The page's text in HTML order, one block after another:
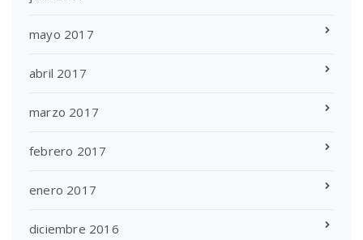
mayo 2017
abril 2017
marzo 2017
febrero 2017
enero 2017
diciembre 2016